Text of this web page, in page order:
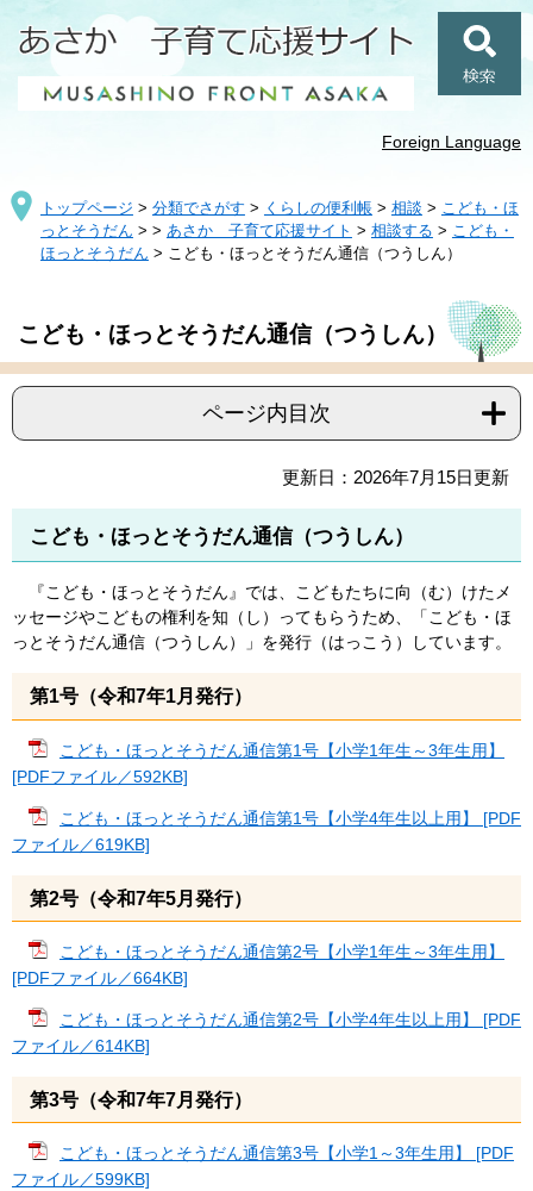
。
て
Foreign Language
トップページ > 分類でさがす > くらしの便利帳 > 相談 > こども・ほ
っとそうだん > > あさか 子育て応援サイト > 相談する > こども・
ほっとそうだん > こども・ほっとそうだん通信（つうしん）
こども・ほっとそうだん通信（つうしん）
ページ内目次
更新日：2026年7月15日更新
こども・ほっとそうだん通信（つうしん）
『こども・ほっとそうだん』では、こどもたちに向（む）けたメ
ッセージやこどもの権利を知（し）ってもらうため、「こども・ほ
っとそうだん通信（つうしん）」を発行（はっこう）しています。
第1号（令和7年1月発行）
こども・ほっとそうだん通信第1号【小学1年生～3年生用】
[PDFファイル／592KB]
こども・ほっとそうだん通信第1号【小学4年生以上用】 [PDF
ファイル／619KB]
第2号（令和7年5月発行）
こども・ほっとそうだん通信第2号【小学1年生～3年生用】
[PDFファイル／664KB]
こども・ほっとそうだん通信第2号【小学4年生以上用】 [PDF
ファイル／614KB]
第3号（令和7年7月発行）
こども・ほっとそうだん通信第3号【小学1～3年生用】 [PDF
ファイル／599KB]